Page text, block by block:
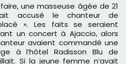
une masseuse âgée de 21
accusé le chanteur de
». Les faits se seraient
un concert à Ajaccio, alors
avaient commandé une
à l’hôtel Radisson Blu de
Si la jeune femme n’avait